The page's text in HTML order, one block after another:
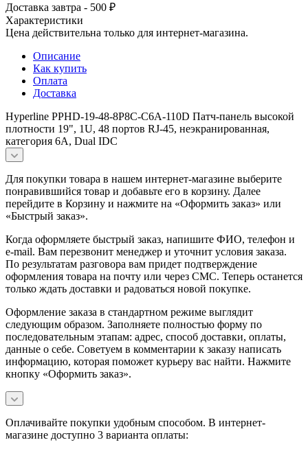
Доставка завтра - 500 ₽
Характеристики
Цена действительна только для интернет-магазина.
Описание
Как купить
Оплата
Доставка
Hyperline PPHD-19-48-8P8C-C6A-110D Патч-панель высокой
плотности 19", 1U, 48 портов RJ-45, неэкранированная,
категория 6A, Dual IDC
Для покупки товара в нашем интернет-магазине выберите
понравившийся товар и добавьте его в корзину. Далее
перейдите в Корзину и нажмите на «Оформить заказ» или
«Быстрый заказ».
Когда оформляете быстрый заказ, напишите ФИО, телефон и
e-mail. Вам перезвонит менеджер и уточнит условия заказа.
По результатам разговора вам придет подтверждение
оформления товара на почту или через СМС. Теперь останется
только ждать доставки и радоваться новой покупке.
Оформление заказа в стандартном режиме выглядит
следующим образом. Заполняете полностью форму по
последовательным этапам: адрес, способ доставки, оплаты,
данные о себе. Советуем в комментарии к заказу написать
информацию, которая поможет курьеру вас найти. Нажмите
кнопку «Оформить заказ».
Оплачивайте покупки удобным способом. В интернет-
магазине доступно 3 варианта оплаты: